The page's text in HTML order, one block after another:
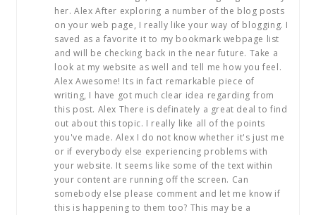
her. Alex After exploring a number of the blog posts
on your web page, I really like your way of blogging. I
saved as a favorite it to my bookmark webpage list
and will be checking back in the near future. Take a
look at my website as well and tell me how you feel.
Alex Awesome! Its in fact remarkable piece of
writing, I have got much clear idea regarding from
this post. Alex There is definately a great deal to find
out about this topic. I really like all of the points
you've made. Alex I do not know whether it's just me
or if everybody else experiencing problems with
your website. It seems like some of the text within
your content are running off the screen. Can
somebody else please comment and let me know if
this is happening to them too? This may be a